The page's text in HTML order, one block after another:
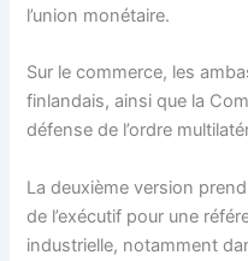
l’union monétaire.
Sur le commerce, les
finlandais, ainsi que la
défense de l’ordre
La deuxième version
de l’exécutif pour une
industrielle, notamment